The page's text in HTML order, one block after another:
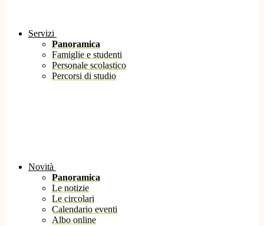
Servizi
Panoramica
Famiglie e studenti
Personale scolastico
Percorsi di studio
Novità
Panoramica
Le notizie
Le circolari
Calendario eventi
Albo online